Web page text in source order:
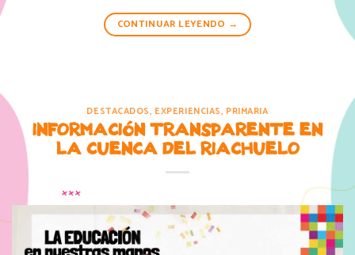
CONTINUAR LEYENDO →
DESTACADOS, EXPERIENCIAS, PRIMARIA
INFORMACIÓN TRANSPARENTE EN
LA CUENCA DEL RIACHUELO